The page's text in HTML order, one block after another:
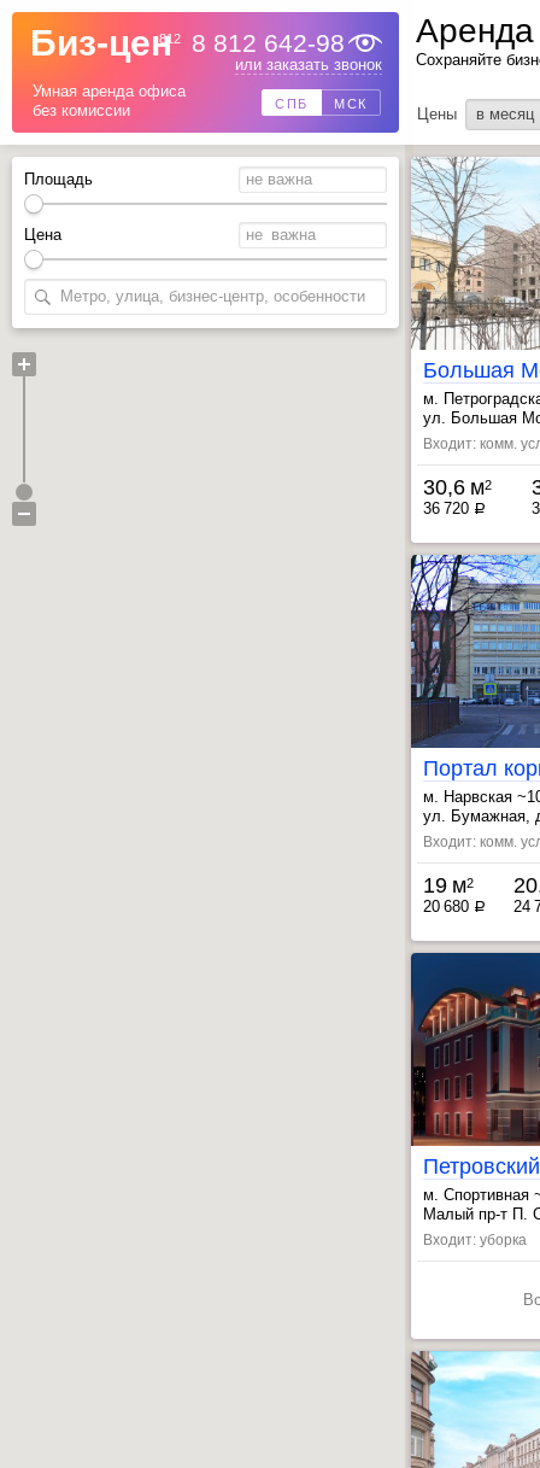
Биз-цен
Умная аренда офиса
без комиссии
812 8 812 642-98
или заказать звонок
СПБ МСК
Площадь
Цена
Назад
Сохраняйте
Цены в месяц
м.
, Выборгская
ул. Большая
Входит: комм.
30,6 м2
36 720 a
Портал
м. Нарвская
, Кировский
, Фрунзенская
ул. Бумажная,
Входит: комм.
19 м2
20 680 a 24
м. Спортивная
, Чкаловская
Малый пр-т П.
Входит: уборка